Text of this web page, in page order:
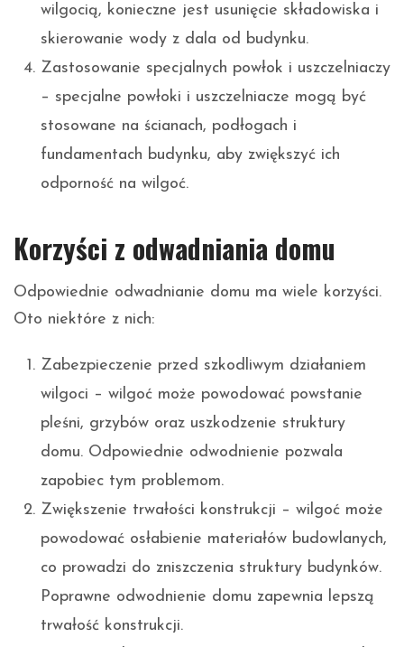
wilgocią, konieczne jest usunięcie składowiska i
skierowanie wody z dala od budynku.
Zastosowanie specjalnych powłok i uszczelniaczy
– specjalne powłoki i uszczelniacze mogą być
stosowane na ścianach, podłogach i
fundamentach budynku, aby zwiększyć ich
odporność na wilgoć.
Korzyści z odwadniania domu
Odpowiednie odwadnianie domu ma wiele korzyści.
Oto niektóre z nich:
Zabezpieczenie przed szkodliwym działaniem
wilgoci – wilgoć może powodować powstanie
pleśni, grzybów oraz uszkodzenie struktury
domu. Odpowiednie odwodnienie pozwala
zapobiec tym problemom.
Zwiększenie trwałości konstrukcji – wilgoć może
powodować osłabienie materiałów budowlanych,
co prowadzi do zniszczenia struktury budynków.
Poprawne odwodnienie domu zapewnia lepszą
trwałość konstrukcji.